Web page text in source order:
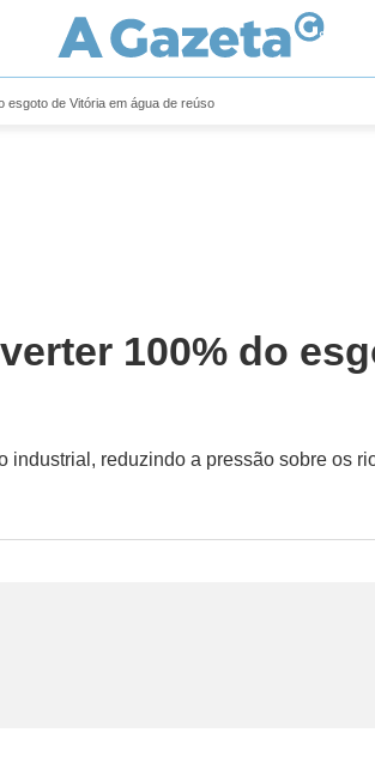
de Vitória em água de reúso
100% do
reduzindo a pressão sobre os